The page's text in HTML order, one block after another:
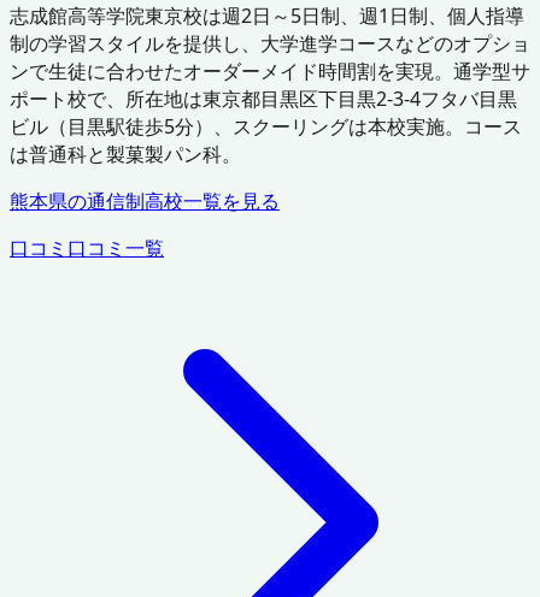
志成館高等学院東京校は週2日～5日制、週1日制、個人指導
制の学習スタイルを提供し、大学進学コースなどのオプショ
ンで生徒に合わせたオーダーメイド時間割を実現。通学型サ
ポート校で、所在地は東京都目黒区下目黒2-3-4フタバ目黒
ビル（目黒駅徒歩5分）、スクーリングは本校実施。コース
は普通科と製菓製パン科。
熊本県の通信制高校一覧を見る
口コミ 口コミ一覧